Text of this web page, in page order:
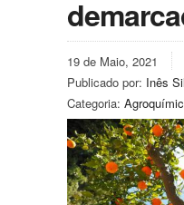
19 de Maio, 2021
Publicado por: Inês
Categoria: